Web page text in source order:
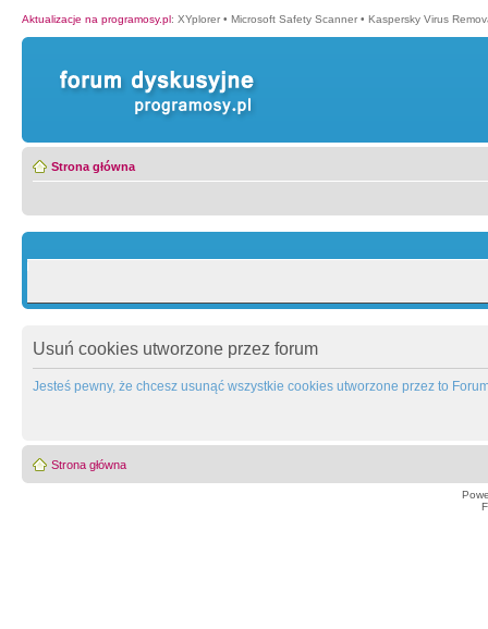
Aktualizacje na programosy.pl: XYplorer • Microsoft Safety Scanner • Kaspersky Virus
Strona główna
Usuń cookies utworzone przez forum
Jesteś pewny, że chcesz usunąć wszystkie cookies utworzone przez to
Strona główna